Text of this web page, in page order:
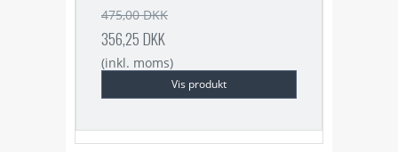
475,00 DKK
356,25 DKK
(inkl. moms)
Vis produkt